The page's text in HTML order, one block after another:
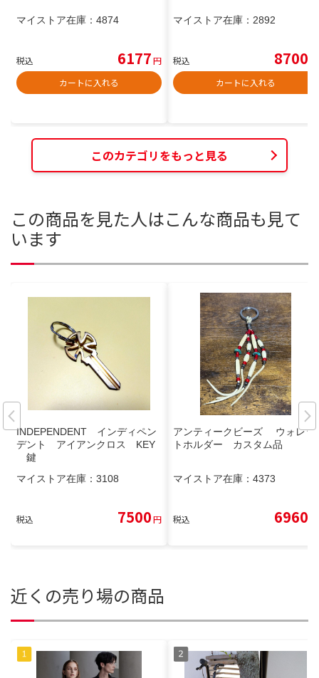
マイストア在庫： 4874
税込 6177円
カートに入れる
マイストア在庫： 2892
税込 8700
カートに入れる
このカテゴリをもっと見る
この商品を見た人はこんな商品も見て
います
INDEPENDENT インディペン
デント アイアンクロス KEY
鍵
マイストア在庫： 3108
税込 7500円
アンティークビーズ ウォレッ
トホルダー カスタム品
マイストア在庫： 4373
税込 6960
近くの売り場の商品